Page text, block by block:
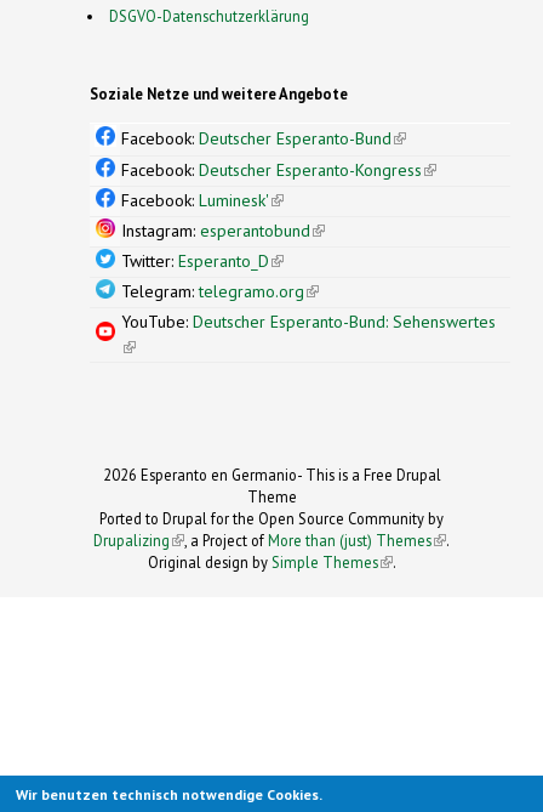
DSGVO-Datenschutzerklärung
Soziale Netze und weitere Angebote
Facebook: Deutscher Esperanto-Bund(link is
external)
Facebook: Deutscher Esperanto-Kongress(link is
Facebook: Luminesk'(link is external)
Instagram: esperantobund(link is external)
Twitter: Esperanto_D(link is external)
Telegram:telegramo.org(link is external)
YouTube: Deutscher Esperanto-Bund: Sehenswertes
(link is external)
2026 Esperanto en Germanio- This is a Free Drupal
Theme
Ported to Drupal for the Open Source Community by
Drupalizing(link is external)
, a Project ofMore than (just) Themes (link is
.
Original design by Simple Themes
(link is
.
Wir benutzen technisch notwendige Cookies.